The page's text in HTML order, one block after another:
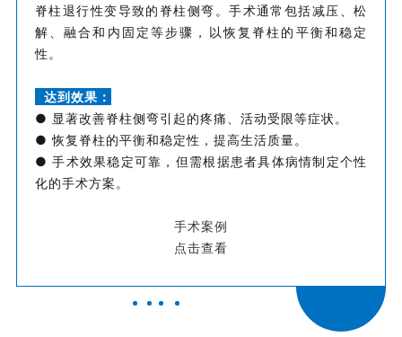
脊柱退行性变导致的脊柱侧弯。手术通常包括减压、松
解、融合和内固定等步骤，以恢复脊柱的平衡和稳定
性。
达到效果：
● 显著改善脊柱侧弯引起的疼痛、活动受限等症状。
● 恢复脊柱的平衡和稳定性，提高生活质量。
● 手术效果稳定可靠，但需根据患者具体病情制定个性
化的手术方案。
手术案例
点击查看